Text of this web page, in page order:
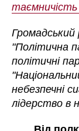
таємничість
"Політична
політичні
небезпечні
лідерство в